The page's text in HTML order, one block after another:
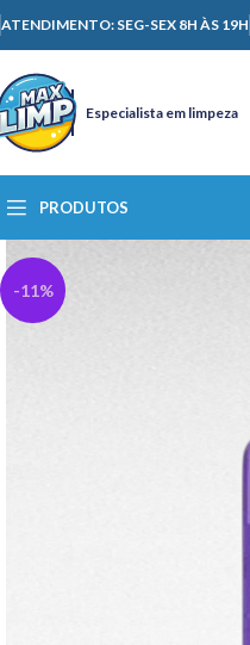
ATENDIMENTO: SEG-SEX 8H ÀS 19H
Especialista em limpeza
PRODUTOS
-11%